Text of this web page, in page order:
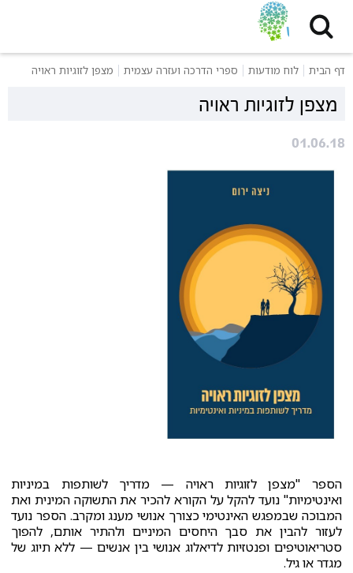
דף הבית לוח מודעות ספרי הדרכה ועזרה עצמית מצפן לזוגיות ראויה
מצפן לזוגיות ראויה
01.06.18
הספר "מצפן לזוגיות ראויה — מדריך לשותפות במיניות
ואינטימיות" נועד להקל על הקורא להכיר את התשוקה המינית ואת
המבוכה שבמפגש האינטימי כצורך אנושי מענג ומקרב. הספר נועד
לעזור להבין את סבך היחסים המיניים ולהתיר אותם, להפוך
סטריאוטיפים ופנטזיות לדיאלוג אנושי בין אנשים — ללא תיוג של
מגדר או גיל.